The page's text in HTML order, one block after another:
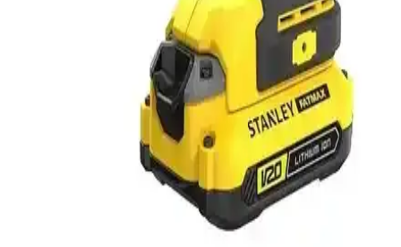
Yüksek tork ve dayanıklılığıyla öne çıkan AEG BSB 18 C2BL LI-
202C, hafif tasarımı ve gelişmiş teknolojisiyle profesyonel ve amatör
kullanıma uygun, uzun ömürlü bir akülü matkap.
Sturdy 58V 6Ah Li-on Çift Akülü Darbeli Turbo
Şarjlı Vidalama Matkap Özellikleri ve Kullanım
Gelişmiş özellikleri ve ergonomik tasarımıyla dikkat çeken Sturdy
58V 6Ah Li-on çift akülü darbeli matkap, profesyonel ve hobi
kullanıcılarına yüksek tork ve pratik kullanım sağlar.
Stanley Fatmax SCD718D2K 18V Çift Akülü
Darbeli Matkap Performans ve Dayanıklılık